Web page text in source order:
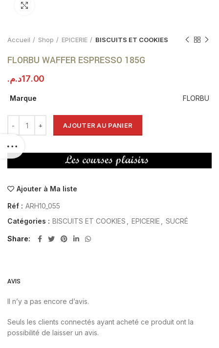
Accueil Shop EPICERIE BISCUITS ET COOKIES
FLORBU WAFFER ESPRESSO 185G
17.00د.م.
Marque FLORBU
AJOUTER AU PANIER
Ajouter à Ma liste
Réf : ARH10_055
Catégories : BISCUITS ET COOKIES EPICERIE SUCRÉ
Share
AVIS
Il n’y a pas encore d’avis.
Seuls les clients connectés ayant acheté ce produit ont la
possibilité de laisser un avis.